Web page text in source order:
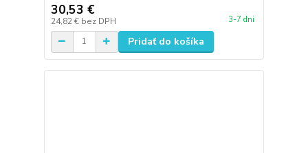
30,53 €
24,82 € bez DPH 3-7 dni
Pridať do košíka